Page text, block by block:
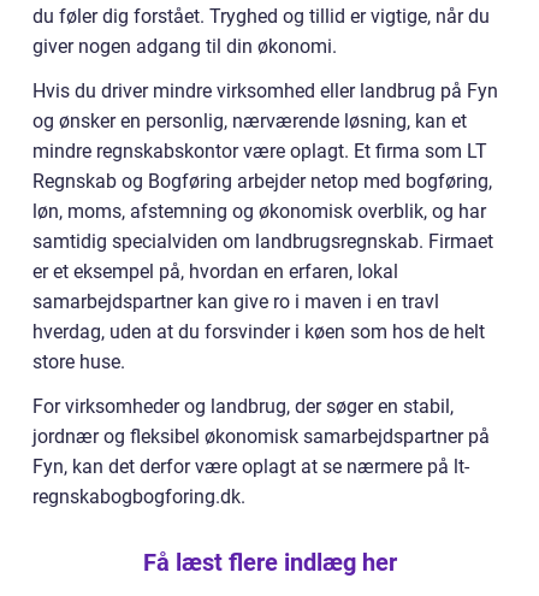
du føler dig forstået. Tryghed og tillid er vigtige, når du
giver nogen adgang til din økonomi.
Hvis du driver mindre virksomhed eller landbrug på Fyn
og ønsker en personlig, nærværende løsning, kan et
mindre regnskabskontor være oplagt. Et firma som LT
Regnskab og Bogføring arbejder netop med bogføring,
løn, moms, afstemning og økonomisk overblik, og har
samtidig specialviden om landbrugsregnskab. Firmaet
er et eksempel på, hvordan en erfaren, lokal
samarbejdspartner kan give ro i maven i en travl
hverdag, uden at du forsvinder i køen som hos de helt
store huse.
For virksomheder og landbrug, der søger en stabil,
jordnær og fleksibel økonomisk samarbejdspartner på
Fyn, kan det derfor være oplagt at se nærmere på lt-
regnskabogbogforing.dk.
Få læst flere indlæg her